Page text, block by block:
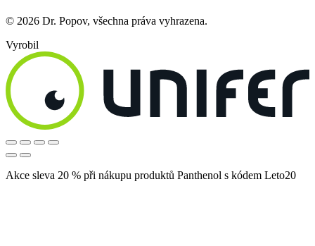
© 2026 Dr. Popov, všechna práva vyhrazena.
Vyrobil
Akce sleva 20 % při nákupu produktů Panthenol s kódem Leto20